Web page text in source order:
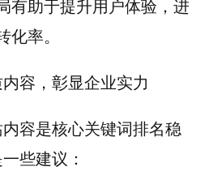
有助于提升用户体验，进
率。
容，彰显企业实力
容是核心关键词排名稳
些建议：